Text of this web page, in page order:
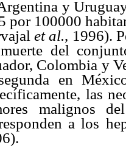
y
por 100000
et al., 1996).
del
Colombia y
en
las
malignos
a los